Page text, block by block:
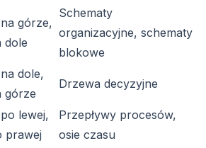
górze,
dole
Schematy
organizacyjne, schematy
blokowe
dole,
górze
Drzewa decyzyjne
lewej,
prawej
Przepływy procesów,
osie czasu